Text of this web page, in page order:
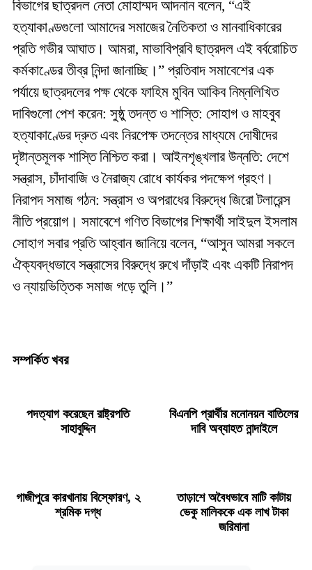
বিভাগের ছাত্রদল নেতা মোহাম্মদ আদনান বলেন, “এই
হত্যাকাণ্ডগুলো আমাদের সমাজের নৈতিকতা ও মানবাধিকারের
প্রতি গভীর আঘাত। আমরা, মাভাবিপ্রবি ছাত্রদল এই বর্বরোচিত
কর্মকাণ্ডের তীব্র নিন্দা জানাচ্ছি।” প্রতিবাদ সমাবেশের এক
পর্যায়ে ছাত্রদলের পক্ষ থেকে ফাহিম মুবিন আকিব নিম্নলিখিত
দাবিগুলো পেশ করেন: সুষ্ঠু তদন্ত ও শাস্তি: সোহাগ ও মাহবুব
হত্যাকাণ্ডের দ্রুত এবং নিরপেক্ষ তদন্তের মাধ্যমে দোষীদের
দৃষ্টান্তমূলক শাস্তি নিশ্চিত করা। আইনশৃঙ্খলার উন্নতি: দেশে
সন্ত্রাস, চাঁদাবাজি ও নৈরাজ্য রোধে কার্যকর পদক্ষেপ গ্রহণ।
নিরাপদ সমাজ গঠন: সন্ত্রাস ও অপরাধের বিরুদ্ধে জিরো টলারেন্স
নীতি প্রয়োগ। সমাবেশে গণিত বিভাগের শিক্ষার্থী সাইদুল ইসলাম
সোহাগ সবার প্রতি আহ্বান জানিয়ে বলেন, “আসুন আমরা সকলে
ঐক্যবদ্ধভাবে সন্ত্রাসের বিরুদ্ধে রুখে দাঁড়াই এবং একটি নিরাপদ
ও ন্যায়ভিত্তিক সমাজ গড়ে তুলি।”
সম্পর্কিত খবর
পদত্যাগ করেছেন রাষ্ট্রপতি
সাহাবুদ্দিন
বিএনপি প্রার্থীর মনোনয়ন বাতিলের
দাবি অব্যাহত নান্দাইলে
গাজীপুরে কারখানায় বিস্ফোরণ, ২
শ্রমিক দগ্ধ
তাড়াশে অবৈধভাবে মাটি কাটায়
ভেকু মালিককে এক লাখ টাকা
জরিমানা